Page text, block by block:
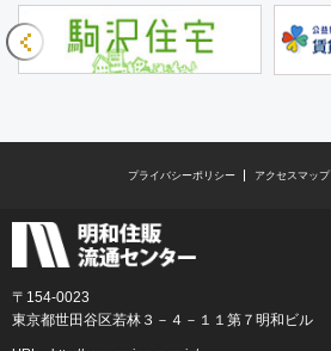
プライバシーポリシー アクセスマップ
〒154-0023
東京都世田谷区若林３－４－１１第７明和ビル